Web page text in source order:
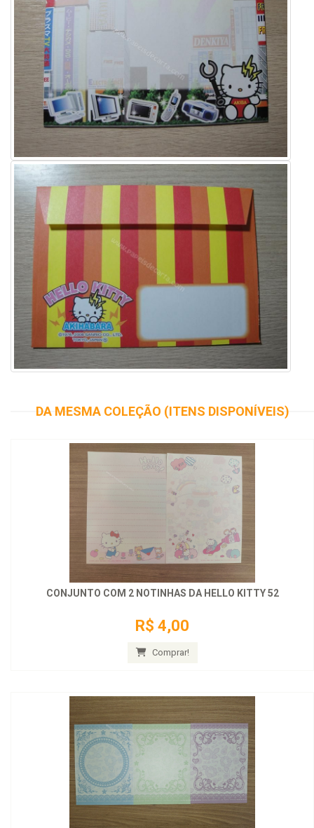
DA MESMA COLEÇÃO (ITENS DISPONÍVEIS)
CONJUNTO COM 2 NOTINHAS DA HELLO KITTY 52
R$ 4,00
Comprar!